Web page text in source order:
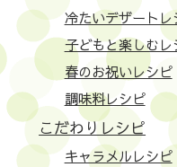
冷たいデザートレ
子どもと楽しむレ
春のお祝いレシピ
調味料レシピ
こだわりレシピ
キャラメルレシピ